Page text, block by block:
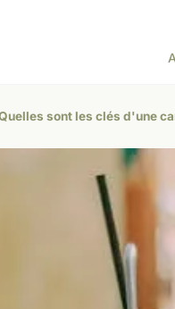
sont les clés d'une